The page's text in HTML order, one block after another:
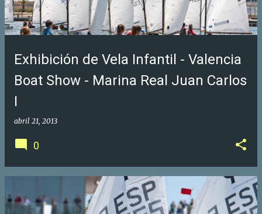
Exhibición de Vela Infantil - Valencia
Boat Show - Marina Real Juan Carlos
I
abril 21, 2013
0